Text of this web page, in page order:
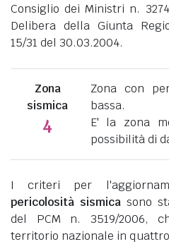
Consiglio dei Ministri n.
Delibera della Giunta
15/31 del 30.03.2004.
Zona
sismica
4
Zona con
bassa.
E' la zona
possibilità di
I criteri per
pericolosità sismica sono
del PCM n. 3519/2006,
territorio nazionale in